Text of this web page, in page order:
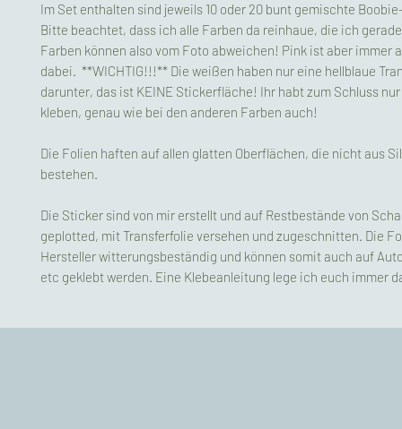
Im Set enthalten sind jeweils 10 oder 20 bunt gemischte
Bitte beachtet, dass ich alle Farben da reinhaue, die ich
Farben können also vom Foto abweichen! Pink ist aber immer
dabei. **WICHTIG!!!** Die weißen haben nur eine hellblaue
darunter, das ist KEINE Stickerfläche! Ihr habt zum Schluss
kleben, genau wie bei den anderen Farben auch!
Die Folien haften auf allen glatten Oberflächen, die nicht aus
bestehen.
Die Sticker sind von mir erstellt und auf Restbestände von
geplotted, mit Transferfolie versehen und zugeschnitten. Die
Hersteller witterungsbeständig und können somit auch auf
etc geklebt werden. Eine Klebeanleitung lege ich euch immer